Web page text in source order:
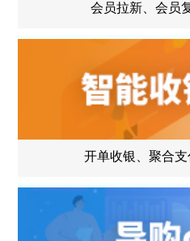
会员拉新、会员
开单收银、聚合